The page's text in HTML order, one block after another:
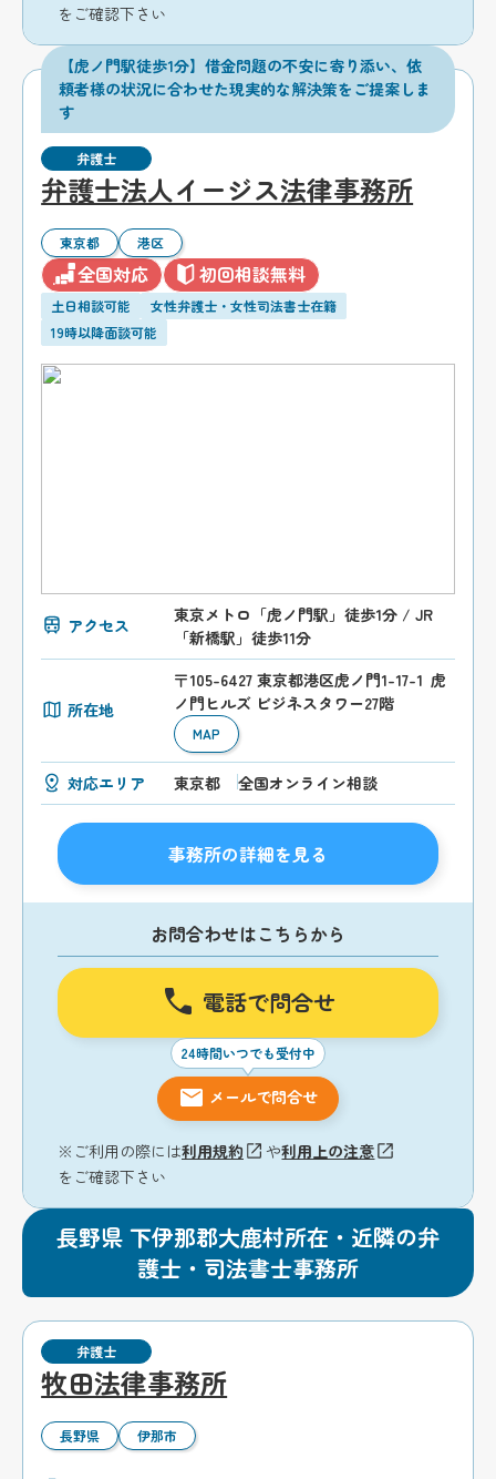
をご確認下さい
【虎ノ門駅徒歩1分】借金問題の不安に寄り添い、依
頼者様の状況に合わせた現実的な解決策をご提案しま
す
弁護士
弁護士法人イージス法律事務所
東京都 港区
全国対応 初回相談無料
土日相談可能
女性弁護士・女性司法書士在籍
19時以降面談可能
アクセス
東京メトロ「虎ノ門駅」徒歩1分 / JR
「新橋駅」徒歩11分
所在地
〒105-6427 東京都港区虎ノ門1-17-1 虎
ノ門ヒルズ ビジネスタワー27階
MAP
対応エリア 東京都 全国オンライン相談
事務所の詳細を見る
お問合わせはこちらから
電話で問合せ
24時間いつでも受付中
メールで問合せ
※ご利用の際には利用規約 や利用上の注意
をご確認下さい
長野県 下伊那郡大鹿村所在・近隣の弁
護士・司法書士事務所
弁護士
牧田法律事務所
長野県 伊那市